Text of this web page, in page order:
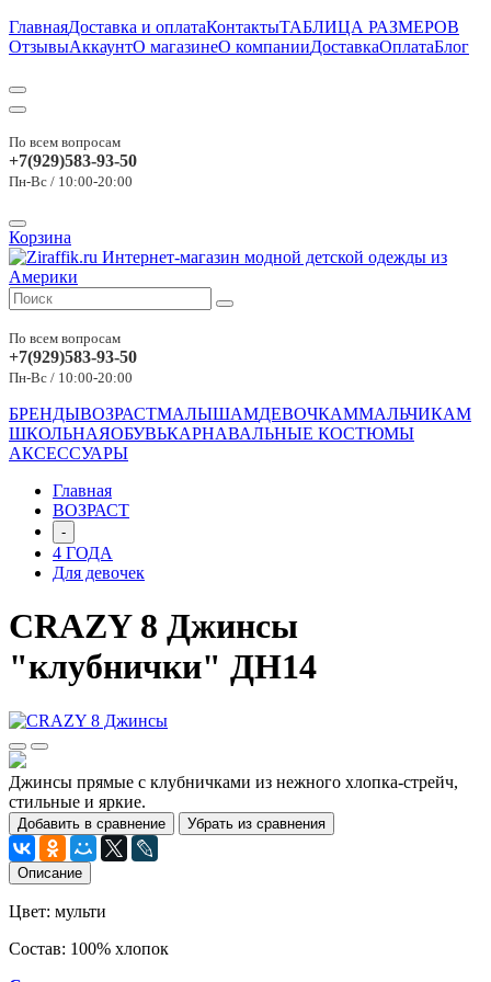
ГлавнаяДоставка и оплатаКонтактыТАБЛИЦА РАЗМЕРОВ
ОтзывыАккаунтО магазинеО компанииДоставкаОплатаБлог
По всем вопросам
+7(929)583-93-50
Пн-Вс / 10:00-20:00
Корзина
По всем вопросам
+7(929)583-93-50
Пн-Вс / 10:00-20:00
БРЕНДЫВОЗРАСТМАЛЫШАМДЕВОЧКАММАЛЬЧИКАМ
ШКОЛЬНАЯОБУВЬКАРНАВАЛЬНЫЕ КОСТЮМЫ
АКСЕССУАРЫ
Главная
ВОЗРАСТ
-
4 ГОДА
Для девочек
CRAZY 8 Джинсы
"клубнички" ДН14
Джинсы прямые с клубничками из нежного хлопка-стрейч,
стильные и яркие.
Добавить в сравнение Убрать из сравнения
Описание
Цвет: мульти
Состав: 100% хлопок